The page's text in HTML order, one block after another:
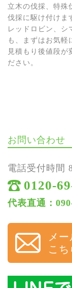
立木の伐採、特殊
伐採に駆け付けま
レッドロビン、シ
も、まずはお気軽
見積もり後値段が
ださい。
お問い合わせ
電話受付時間
0120-
代表直通：
メ
こち